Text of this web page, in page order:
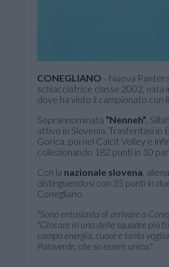
CONEGLIANO - Nuova Pantera
schiacciatrice classe 2002, nata
dove ha vinto il campionato con
Soprannominata “Nenneh” ,
attivo in Slovenia. Trasferitasi in
Gorica, poi nel Calcit Volley e
collezionando 182 punti in 10
Con la nazionale slovena ,
distinguendosi con 35 punti in
Conegliano.
"Sono entusiasta di arrivare a
"Giocare in una delle squadre più
campo energia, cuore e tanta
Palaverde, che so essere unica."